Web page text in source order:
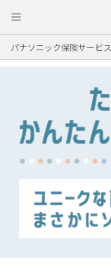
パナソニック保険サービス